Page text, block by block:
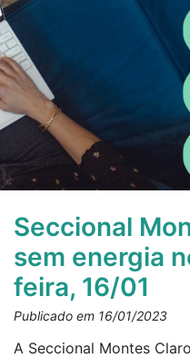
Seccional
sem energia
feira, 16/01
Publicado em 16/01/2023
A Seccional Montes